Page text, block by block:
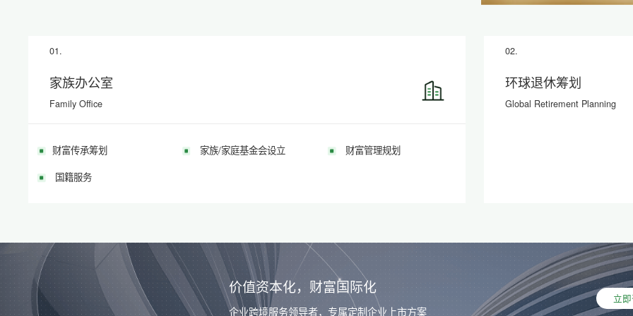
01.
家族办公室
Family Office
财富传承筹划 家族/家庭基金会设立 财富管理规划
国籍服务
02.
环球退休筹划
Global Retirement Planning
价值资本化，财富国际化
企业跨境服务领导者，专属定制企业上市方案
立